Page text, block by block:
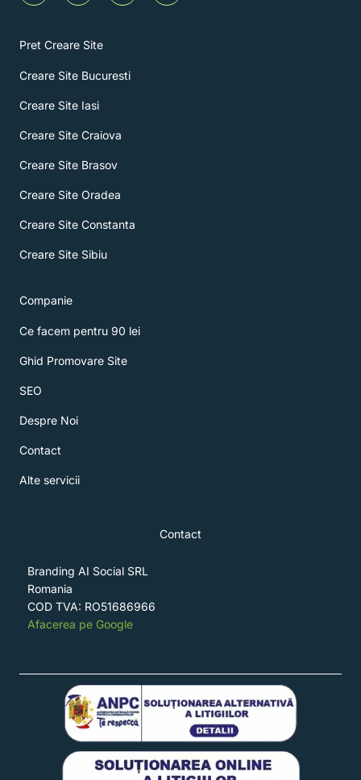
b
o
o
k
u
b
e
Pret Creare Site
Creare Site Bucuresti
Creare Site Iasi
Creare Site Craiova
Creare Site Brasov
Creare Site Oradea
Creare Site Constanta
Creare Site Sibiu
Companie
Ce facem pentru 90 lei
Ghid Promovare Site
SEO
Despre Noi
Contact
Alte servicii
Contact
Branding AI Social SRL
Romania
COD TVA: RO51686966
Afacerea pe Google